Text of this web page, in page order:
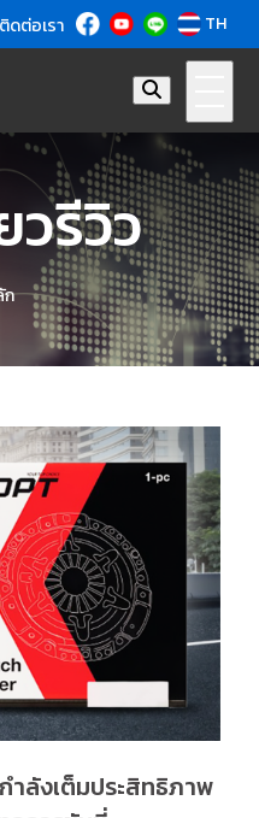
ติดต่อเรา TH
วรีวิว
ก
ลังเต็มประสิทธิภาพ